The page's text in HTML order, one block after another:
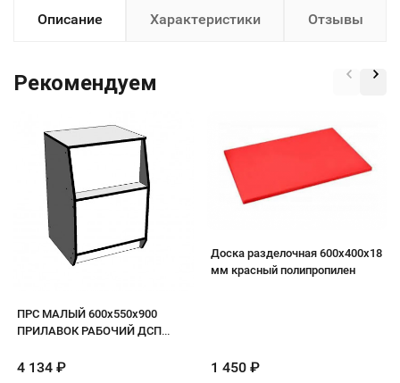
Описание Характеристики Отзывы
Рекомендуем
ПРС МАЛЫЙ 600х550х900
ПРИЛАВОК РАБОЧИЙ ДСП
4 134 ₽
Доска разделочная 600х400х18
мм красный полипропилен
1 450 ₽